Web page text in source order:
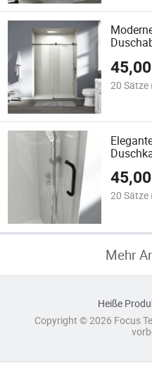
45,00
20 Sätze
45,00
20 Sätze
Mehr
Heiße
Copyright © 2026 Focus